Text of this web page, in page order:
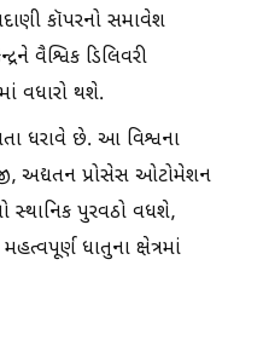
કૉપરનો સમાવેશ
વૈશ્વિક ડિલિવરી
વધારો થશે.
ધરાવે છે. આ વિશ્વના
અદ્યતન પ્રોસેસ ઓટોમેશન
સ્થાનિક પુરવઠો વધશે,
ધાતુના ક્ષેત્રમાં